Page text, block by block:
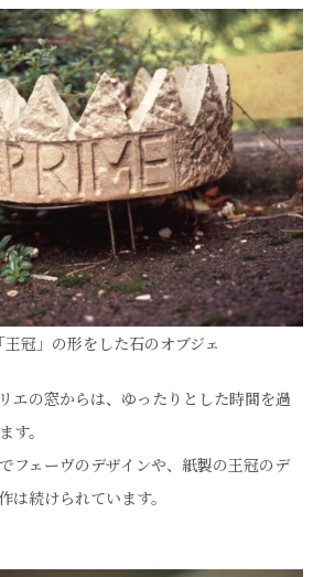
王冠」の形をした石のオブジェ
エの窓からは、ゆったりとした時間を過
す。
フェーヴのデザインや、紙製の王冠のデ
は続けられています。